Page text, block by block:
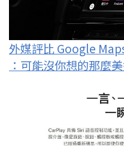
外媒評比 Google
：可能沒你想的那麼